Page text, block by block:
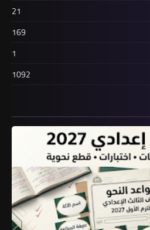
21
169
1
1092